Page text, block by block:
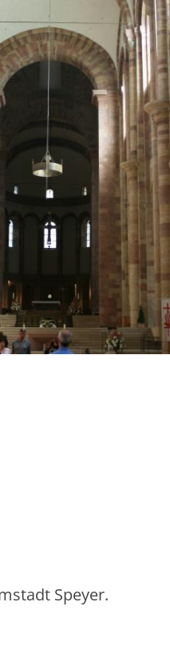
Speyer.